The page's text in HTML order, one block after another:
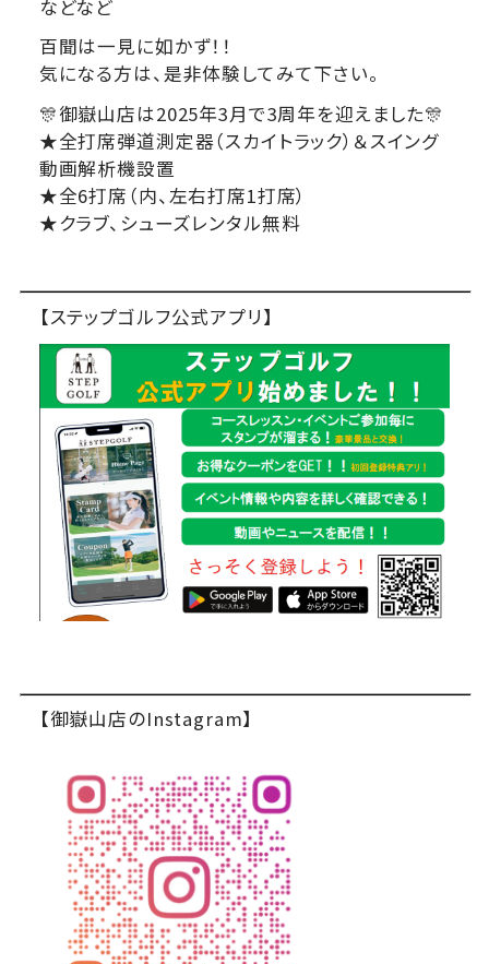
などなど
百聞は一見に如かず！！
気になる方は、是非体験してみて下さい。
🎊御嶽山店は2025年3月で3周年を迎えました🎊
★全打席弾道測定器（スカイトラック）＆スイング
動画解析機設置
★全6打席（内、左右打席1打席）
★クラブ、シューズレンタル無料
【ステップゴルフ公式アプリ】
【御嶽山店のInstagram】